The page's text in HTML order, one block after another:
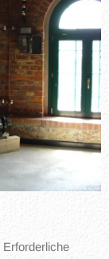
Erforderliche